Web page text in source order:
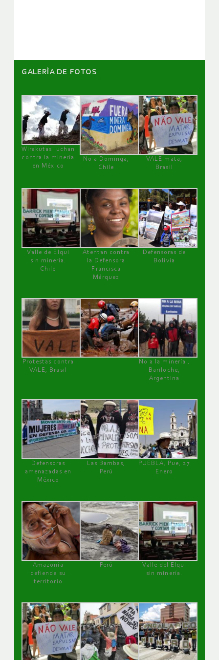
GALERÌA DE FOTOS
Wirakutas luchan
contra la minería
en México
No a Dominga,
Chile
VALE mata,
Brasil
Valle de Elqui
sin minería.
Chile
Atentan contra
la Defensora
Francisca
Márquez
Defensoras de
Bolivia
Protestas contra
VALE, Brasil
No a la minería ,
Bariloche,
Argentina
Defensoras
amenazadas en
México
Las Bambas,
Perú
PUEBLA, Pue, 27
Enero
Amazonía
defiende su
territorio
Perú
Valle del Elqui
sin minería.